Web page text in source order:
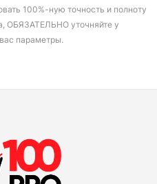
100%-ную точность и полноту
ОБЯЗАТЕЛЬНО уточняйте у
параметры.